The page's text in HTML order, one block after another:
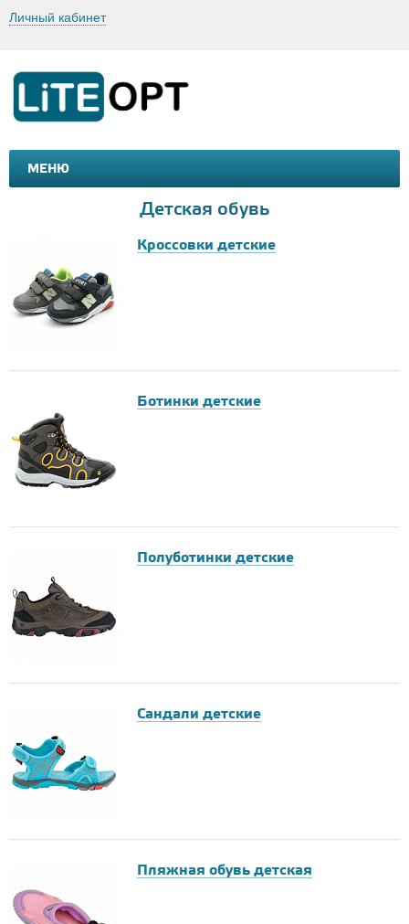
Личный кабинет
МЕНЮ
МАШИНКИ И МОТОЦИКЛЫ
Детская обувь
Кроссовки детские
Ботинки детские
Полуботинки детские
Сандали детские
Пляжная обувь детская